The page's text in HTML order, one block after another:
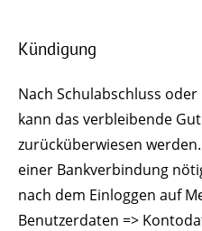
Kündigung
Nach Schulabschluss
kann das verbleibende
zurücküberwiesen
einer Bankverbindung
nach dem Einloggen auf
Benutzerdaten =>